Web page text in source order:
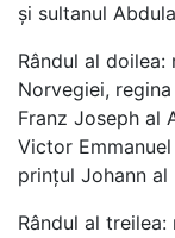
și sultanul
Rândul al doilea:
Norvegiei,
Franz Joseph al
Victor
prințul Johann al
Rândul al